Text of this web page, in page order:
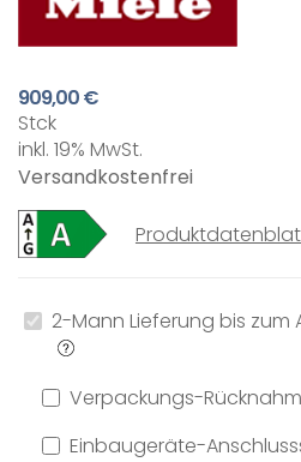
909,00 €
Stck
inkl. 19% MwSt.
Versandkostenfrei
2-Mann Lieferung bis zum
Verpackungs-
Einbaugeräte-